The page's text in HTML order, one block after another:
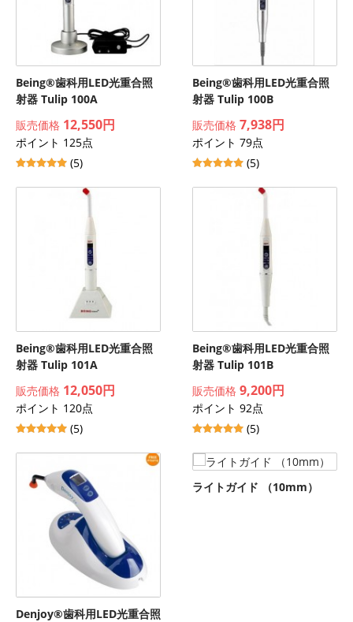
Being®歯科用LED光重合照
射器 Tulip 100A
販売価格 12,550円
ポイント 125点
(5)
Being®歯科用LED光重合照
射器 Tulip 100B
販売価格 7,938円
ポイント 79点
(5)
Being®歯科用LED光重合照
射器 Tulip 101A
販売価格 12,050円
ポイント 120点
(5)
Being®歯科用LED光重合照
射器 Tulip 101B
販売価格 9,200円
ポイント 92点
(5)
Denjoy®歯科用LED光重合照
ライトガイド （10mm）